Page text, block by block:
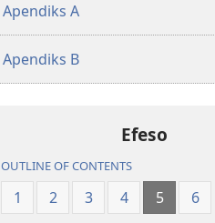
Apendiks A
Apendiks B
Efeso
OUTLINE OF CONTENTS
1 2 3 4 5 6